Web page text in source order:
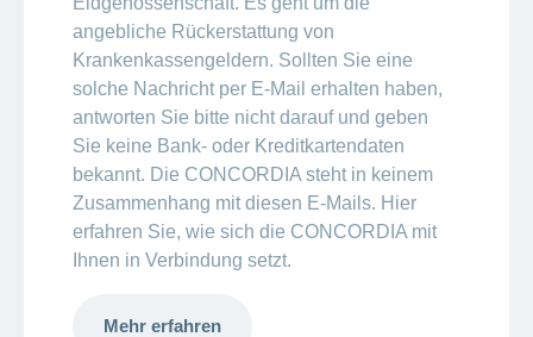
angebliche Rückerstattung von
Krankenkassengeldern. Sollten Sie eine
solche Nachricht per E-Mail erhalten haben,
antworten Sie bitte nicht darauf und geben
Sie keine Bank- oder Kreditkartendaten
bekannt. Die CONCORDIA steht in keinem
Zusammenhang mit diesen E-Mails. Hier
erfahren Sie, wie sich die CONCORDIA mit
Ihnen in Verbindung setzt.
Mehr erfahren